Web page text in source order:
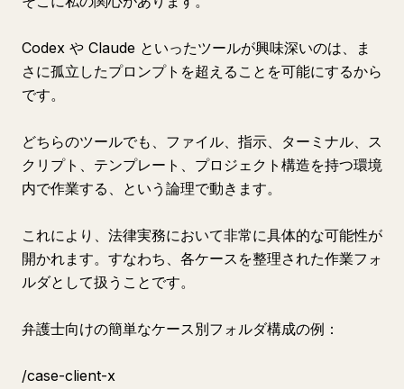
Codex や Claude といったツールが興味深いのは、ま
さに孤立したプロンプトを超えることを可能にするから
です。
どちらのツールでも、ファイル、指示、ターミナル、ス
クリプト、テンプレート、プロジェクト構造を持つ環境
内で作業する、という論理で動きます。
これにより、法律実務において非常に具体的な可能性が
開かれます。すなわち、各ケースを整理された作業フォ
ルダとして扱うことです。
弁護士向けの簡単なケース別フォルダ構成の例：
/case-client-x